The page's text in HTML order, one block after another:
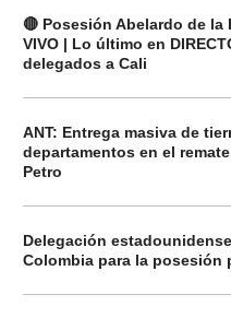
🔴 Posesión Abelardo de la
VIVO | Lo último en
delegados a Cali
ANT: Entrega masiva de
departamentos en el
Petro
Delegación
Colombia para la posesión